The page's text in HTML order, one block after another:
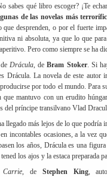
sabes qué libro escoger? ¡Te
de las novelas más
desprenden, o por el fuerte
ni absoluta, ya que lo que
Pero como siempre se ha
deDrácula, de Bram Stoker. Si
Drácula. La novela de este autor
por todo el mundo. Para
que mantuvo con un erudito
del príncipe transilvano Vlad
llegado más lejos de lo que podría
incontables ocasiones, a la vez
los años, Drácula es una
los ajos y la estaca preparada
Carrie, de Stephen King,